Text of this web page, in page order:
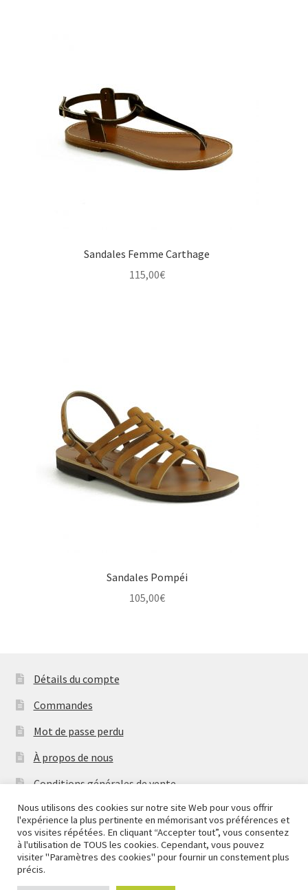
Nous fermons pour congés à partir du 7 aout au soir
jusqu'au 14 aout au soir.
Ignorer
Sandales Femme Carthage
115,00€
Sandales Pompéi
105,00€
Détails du compte
Commandes
Mot de passe perdu
À propos de nous
Conditions générales de vente
Mentions Légales & Politique de Confidentialité
Contactez-nous
Copyright2026 Mythic Brands
Nous utilisons des cookies sur notre site Web pour vous offrir
l'expérience la plus pertinente en mémorisant vos préférences et
vos visites répétées. En cliquant “Accepter tout”, vous consentez
à l'utilisation de TOUS les cookies. Cependant, vous pouvez
visiter "Paramètres des cookies" pour fournir un constement plus
précis.